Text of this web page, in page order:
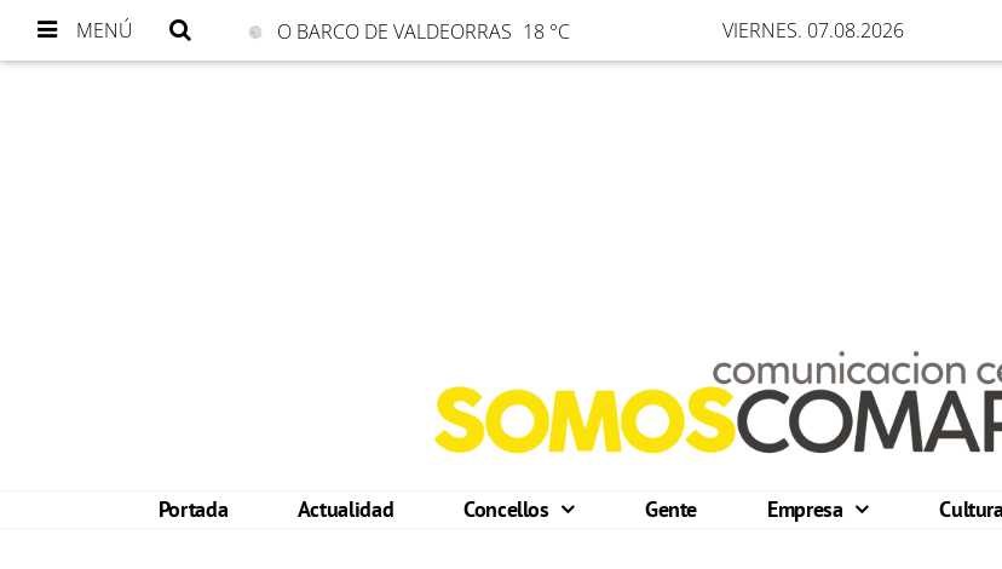
MENÚ O BARCO DE VALDEORRAS 18 °C VIERNES. 07.08.2026
Portada Actualidad Concellos Gente Empresa Cultura